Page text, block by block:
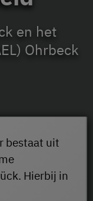
en het
Ohrbeck
bestaat uit
Hierbij in